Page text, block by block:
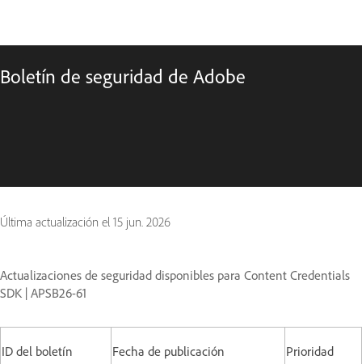
Boletín de seguridad de Adobe
Última actualización el 15 jun. 2026
Actualizaciones de seguridad disponibles para Content Credentials
SDK | APSB26-61
ID del boletín Fecha de publicación Prioridad